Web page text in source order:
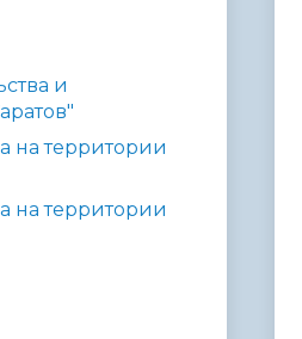
и
на территории
на территории